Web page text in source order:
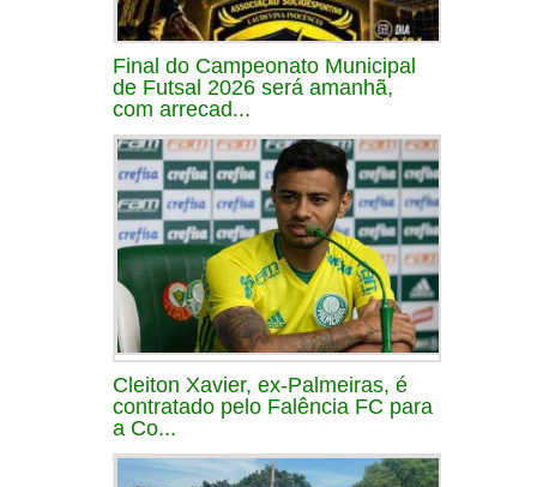
Final do Campeonato Municipal
de Futsal 2026 será amanhã,
com arrecad...
Cleiton Xavier, ex-Palmeiras, é
contratado pelo Falência FC para
a Co...